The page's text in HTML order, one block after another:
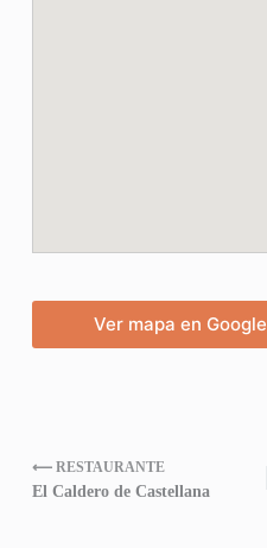
Ver mapa en Google
⟵ RESTAURANTE
El Caldero de Castellana